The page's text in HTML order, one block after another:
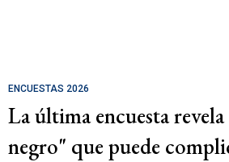
ENCUESTAS 2026
La última encuesta
negro" que puede